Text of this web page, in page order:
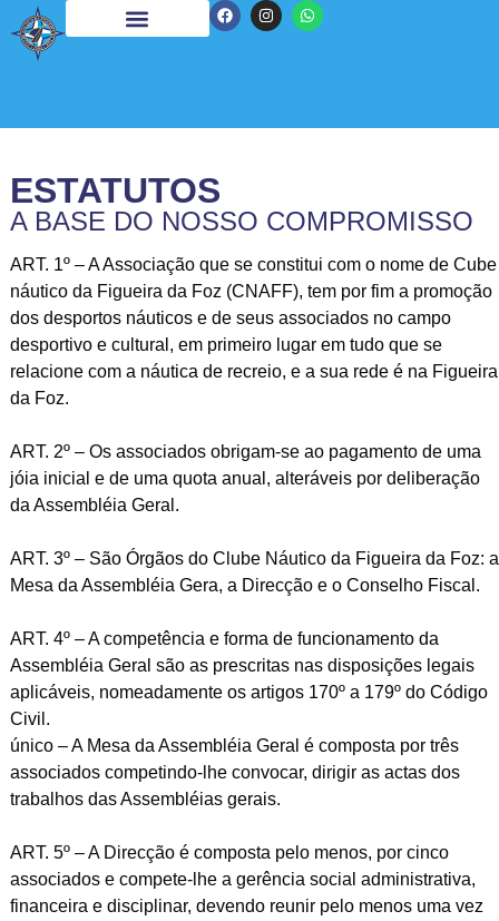
ESTATUTOS
A BASE DO NOSSO COMPROMISSO
ART. 1º – A Associação que se constitui com o nome de Cube
náutico da Figueira da Foz (CNAFF), tem por fim a promoção
dos desportos náuticos e de seus associados no campo
desportivo e cultural, em primeiro lugar em tudo que se
relacione com a náutica de recreio, e a sua rede é na Figueira
da Foz.
ART. 2º – Os associados obrigam-se ao pagamento de uma
jóia inicial e de uma quota anual, alteráveis por deliberação
da Assembléia Geral.
ART. 3º – São Órgãos do Clube Náutico da Figueira da Foz: a
Mesa da Assembléia Gera, a Direcção e o Conselho Fiscal.
ART. 4º – A competência e forma de funcionamento da
Assembléia Geral são as prescritas nas disposições legais
aplicáveis, nomeadamente os artigos 170º a 179º do Código
Civil.
único – A Mesa da Assembléia Geral é composta por três
associados competindo-lhe convocar, dirigir as actas dos
trabalhos das Assembléias gerais.
ART. 5º – A Direcção é composta pelo menos, por cinco
associados e compete-lhe a gerência social administrativa,
financeira e disciplinar, devendo reunir pelo menos uma vez